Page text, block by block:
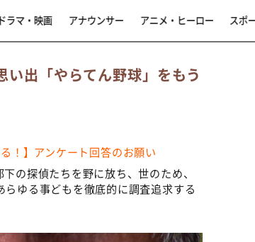
ドラマ・映画 アナウンサー アニメ・ヒーロー スポ
い出「やらてん野球」をもう
！】アンケート回答のお願い
の探偵たちを野に放ち、世のため、
ゆる事どもを徹底的に調査追求する